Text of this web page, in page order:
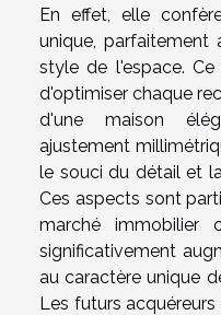
En effet, elle
unique, parfaitement
style de l'espace.
d'optimiser chaque
d'une maison
ajustement
le souci du détail et
Ces aspects sont
marché
significativement
au caractère unique
Les futurs